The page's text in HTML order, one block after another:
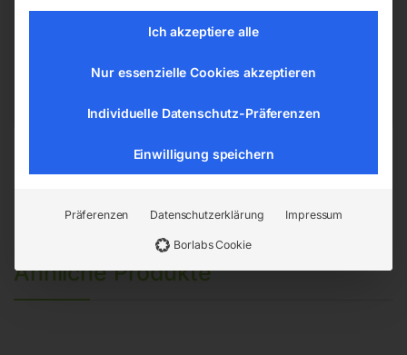
Hannesgrub Nord 19
4911 Ried/Tumeltsham
Ähnliche Produkte
Ich akzeptiere alle
Nur essenzielle Cookies akzeptieren
Individuelle Datenschutz-Präferenzen
Einwilligung speichern
Präferenzen Datenschutzerklärung Impressum
Borlabs Cookie